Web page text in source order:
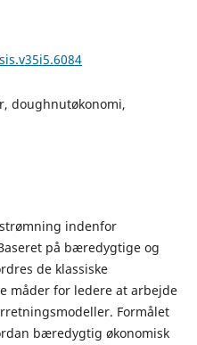
doughnutøkonomi,
indenfor
på bæredygtige og
de klassiske
måder for ledere at arbejde
Formålet
bæredygtig økonomisk